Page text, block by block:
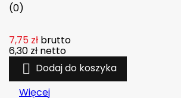
(0)
7,75 zł brutto
6,30 zł netto
 Dodaj do koszyka
Więcej